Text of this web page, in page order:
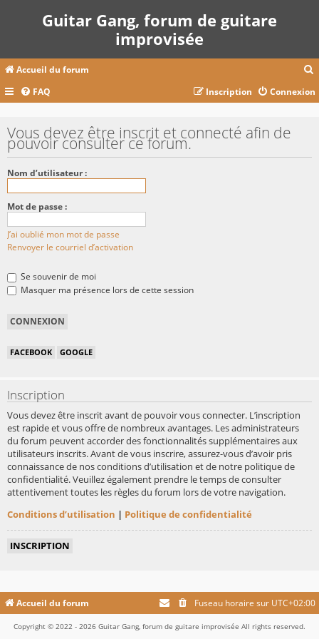
Guitar Gang, forum de guitare
improvisée
Accueil du forum
c
FAQ Connexion
Inscription
Vous devez être inscrit et connecté afin de
pouvoir consulter ce forum.
Nom d’utilisateur :
Mot de passe :
J’ai oublié mon mot de passe
Renvoyer le courriel d’activation
Se souvenir de moi
Masquer ma présence lors de cette session
FACEBOOK GOOGLE
Inscription
Vous devez être inscrit avant de pouvoir vous connecter. L’inscription
est rapide et vous offre de nombreux avantages. Les administrateurs
du forum peuvent accorder des fonctionnalités supplémentaires aux
utilisateurs inscrits. Avant de vous inscrire, assurez-vous d’avoir pris
connaissance de nos conditions d’utilisation et de notre politique de
confidentialité. Veuillez également prendre le temps de consulter
attentivement toutes les règles du forum lors de votre navigation.
Conditions d’utilisation | Politique de confidentialité
INSCRIPTION
Accueil du forum Fuseau horaire sur UTC+02:00
Copyright © 2022 - 2026 Guitar Gang, forum de guitare improvisée All rights reserved.